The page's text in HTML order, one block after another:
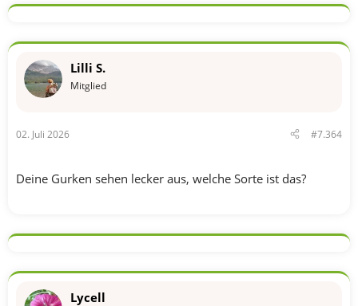
k
o
e
n
Lilli S.
Mitglied
02. Juli 2026 #7.364
Deine Gurken sehen lecker aus, welche Sorte ist das?
Lycell